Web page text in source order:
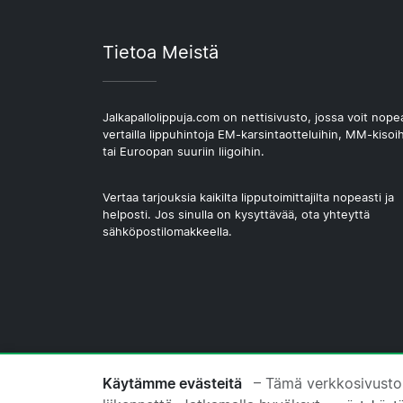
Tietoa Meistä
Jalkapallolippuja.com on nettisivusto, jossa voit
vertailla lippuhintoja EM-karsintaotteluihin, MM-
tai Euroopan suuriin liigoihin.
Vertaa tarjouksia kaikilta lipputoimittajilta nopeasti ja
helposti. Jos sinulla on kysyttävää, ota yhteyttä
sähköpostilomakkeella.
© 2026 Copyright
Käytämme evästeitä
– Tämä